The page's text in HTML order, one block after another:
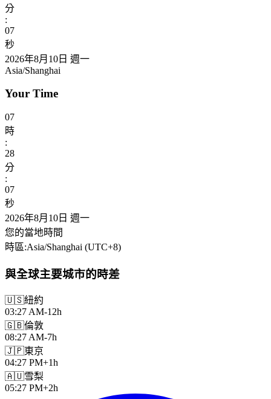
分
:
09
秒
2026年8月10日 週一
Asia/Shanghai
Your Time
07
時
:
28
分
:
09
秒
2026年8月10日 週一
您的當地時間
時區:Asia/Shanghai (UTC+8)
與全球主要城市的時差
🇺🇸紐約
03:27 AM-12h
🇬🇧倫敦
08:27 AM-7h
🇯🇵東京
04:27 PM+1h
🇦🇺雪梨
05:27 PM+2h